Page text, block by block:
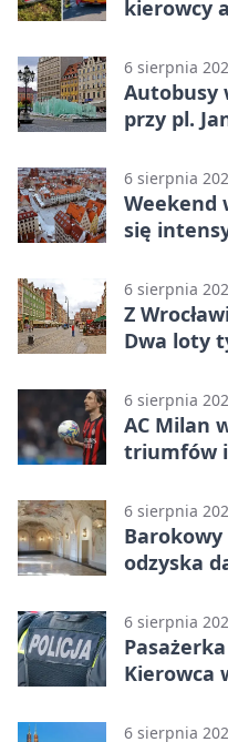
kierowcy
6 sierpnia
Autobusy
przy pl.
6 sierpnia
Weekend
się
6 sierpnia
Z
Dwa loty
6 sierpnia
AC Milan
triumfów
6 sierpnia
odzyska
6 sierpnia
Kierowca
6 sierpnia